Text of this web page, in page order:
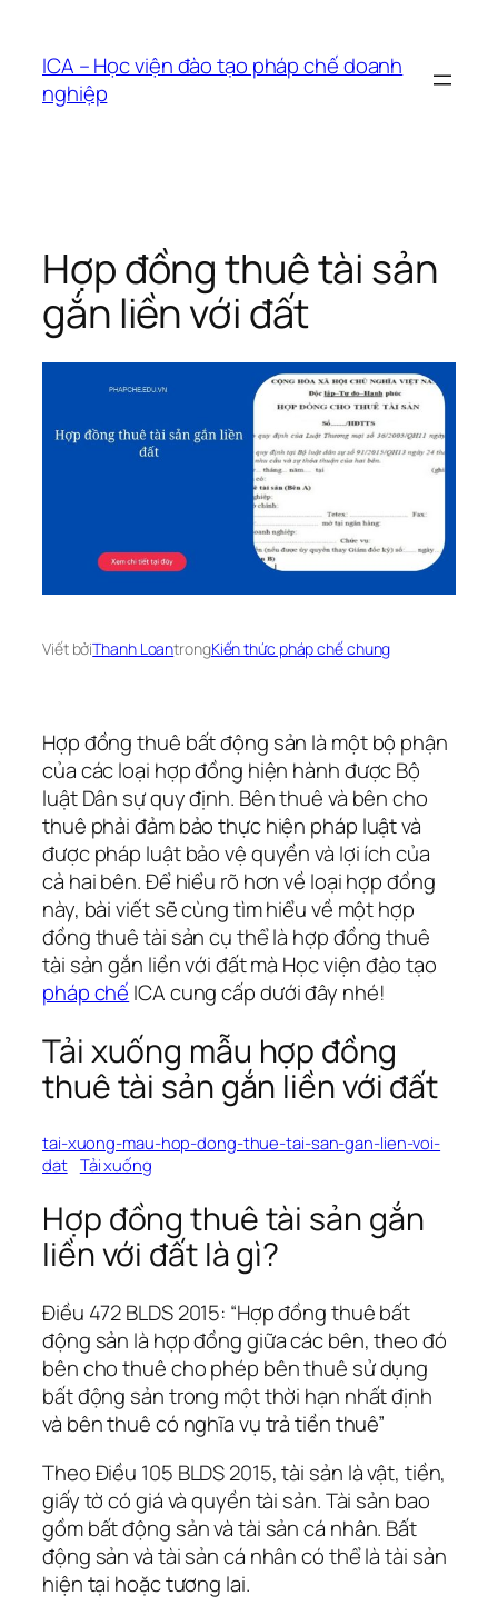
phầnICA – Học viện đào tạo pháp chế doanh
nghiệp
Hợp đồng thuê tài sản
gắn liền với đất
Viết bởiThanh LoantrongKiến thức pháp chế chung
Hợp đồng thuê bất động sản là một bộ phận
của các loại hợp đồng hiện hành được Bộ
luật Dân sự quy định. Bên thuê và bên cho
thuê phải đảm bảo thực hiện pháp luật và
được pháp luật bảo vệ quyền và lợi ích của
cả hai bên. Để hiểu rõ hơn về loại hợp đồng
này, bài viết sẽ cùng tìm hiểu về một hợp
đồng thuê tài sản cụ thể là hợp đồng thuê
tài sản gắn liền với đất mà Học viện đào tạo
pháp chế ICA cung cấp dưới đây nhé!
Tải xuống mẫu hợp đồng
thuê tài sản gắn liền với đất
tai-xuong-mau-hop-dong-thue-tai-san-gan-lien-voi-
dat Tải xuống
Hợp đồng thuê tài sản gắn
liền với đất là gì?
Điều 472 BLDS 2015: “Hợp đồng thuê bất
động sản là hợp đồng giữa các bên, theo đó
bên cho thuê cho phép bên thuê sử dụng
bất động sản trong một thời hạn nhất định
và bên thuê có nghĩa vụ trả tiền thuê”
Theo Điều 105 BLDS 2015, tài sản là vật, tiền,
giấy tờ có giá và quyền tài sản. Tài sản bao
gồm bất động sản và tài sản cá nhân. Bất
động sản và tài sản cá nhân có thể là tài sản
hiện tại hoặc tương lai.